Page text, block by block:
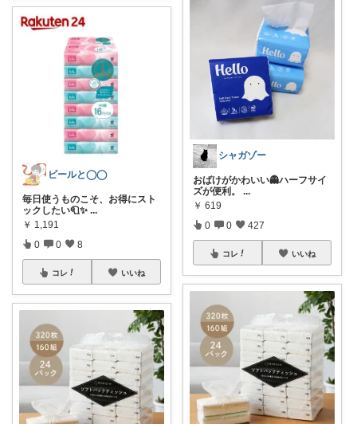
ビールと◯◯
毎日使うものこそ、お得にスト
ックしたい🧻✨ ...
￥ 1,191
0 0 8
コレ いいね
シャガゾー
おばけがかわいい👻ハーフサイ
ズが便利。 ...
￥ 619
0 0 427
コレ いいね